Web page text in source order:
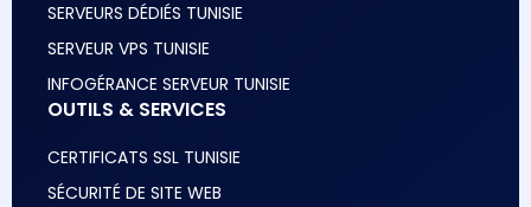
SERVEURS DÉDIÉS TUNISIE
SERVEUR VPS TUNISIE
INFOGÉRANCE SERVEUR TUNISIE
OUTILS & SERVICES
CERTIFICATS SSL TUNISIE
SÉCURITÉ DE SITE WEB